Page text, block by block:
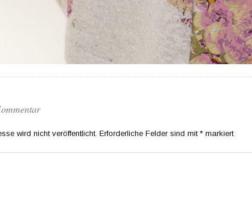
wird nicht veröffentlicht. Erforderliche Felder sind mit * markiert